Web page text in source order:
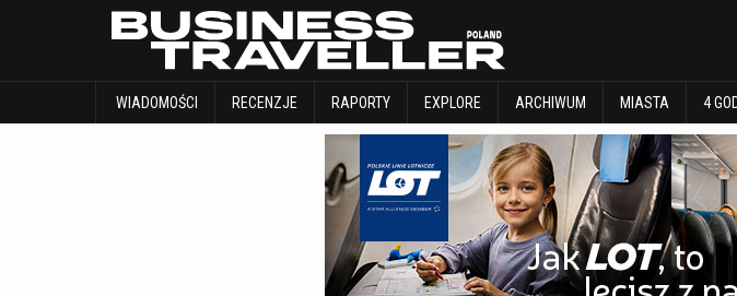
WIADOMOŚCI RECENZJE RAPORTY EXPLORE ARCHIWUM MIASTA 4
WIADOMOŚCI RECENZJE